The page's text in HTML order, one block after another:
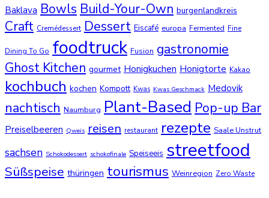
Baklava Bowls Build-Your-Own burgenlandkreis
Craft Cremédessert Dessert Eiscafé europa Fermented Fine
Dining To Go foodtruck Fusion gastronomie
Ghost Kitchen gourmet Honigkuchen Honigtorte Kakao
kochbuch kochen Kompott Kwas Kwas Geschmack Medovik
nachtisch Naumburg Plant-Based Pop-up Bar
Preiselbeeren Qweis reisen restaurant rezepte Saale Unstrut
sachsen Schokodessert schokofinale Speiseeis streetfood
Süßspeise thüringen tourismus Weinregion Zero Waste